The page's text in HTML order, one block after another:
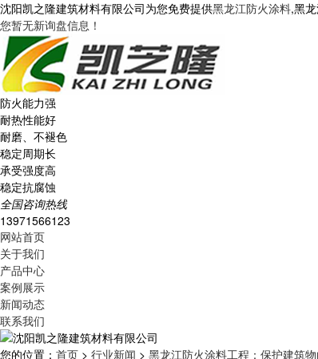
沈阳凯之隆建筑材料有限公司为您免费提供黑龙江防火涂料,黑
您暂无新询盘信息！
防火能力强
耐热性能好
耐磨、不褪色
稳定周期长
承受强度高
稳定抗腐蚀
全国咨询热线
13971566123
网站首页
关于我们
产品中心
案例展示
新闻动态
联系我们
您的位置： 首页 > 行业新闻 > 黑龙江防火涂料工程：保护建筑